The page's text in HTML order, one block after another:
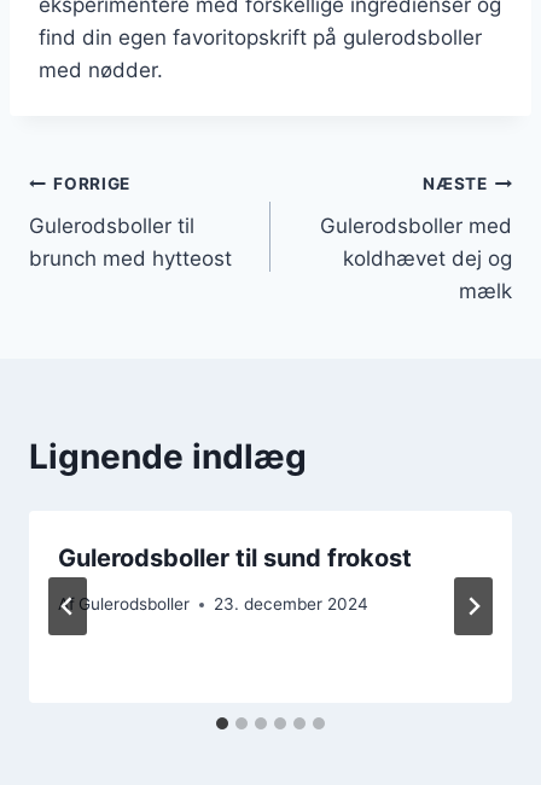
find din egen favoritopskrift på gulerodsboller
med nødder.
Indlægsnavigation
FORRIGE
Gulerodsboller til
brunch med hytteost
NÆSTE
Gulerodsboller med
koldhævet dej og
mælk
Lignende indlæg
Gulerodsboller til sund frokost
Af Gulerodsboller 23. december 2024